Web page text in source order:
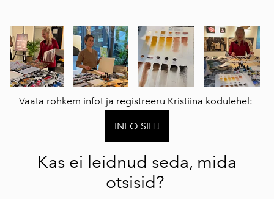
Vaata rohkem infot ja registreeru Kristiina kodulehel:
INFO SIIT!
Kas ei leidnud seda, mida
otsisid?